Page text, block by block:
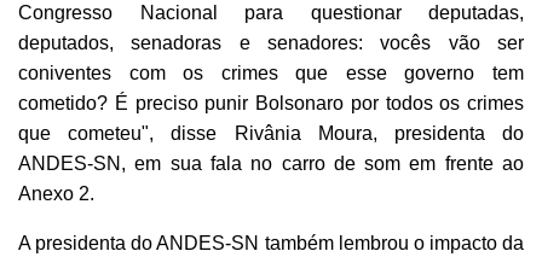
Congresso Nacional para questionar deputadas,
deputados, senadoras e senadores: vocês vão ser
coniventes com os crimes que esse governo tem
cometido? É preciso punir Bolsonaro por todos os crimes
que cometeu", disse Rivânia Moura, presidenta do
ANDES-SN, em sua fala no carro de som em frente ao
Anexo 2.
A presidenta do ANDES-SN também lembrou o impacto da